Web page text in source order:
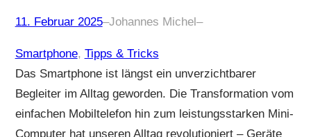
11. Februar 2025–Johannes Michel –
Smartphone, Tipps & Tricks
Das Smartphone ist längst ein unverzichtbarer
Begleiter im Alltag geworden. Die Transformation vom
einfachen Mobiltelefon hin zum leistungsstarken Mini-
Computer hat unseren Alltag revolutioniert – Geräte